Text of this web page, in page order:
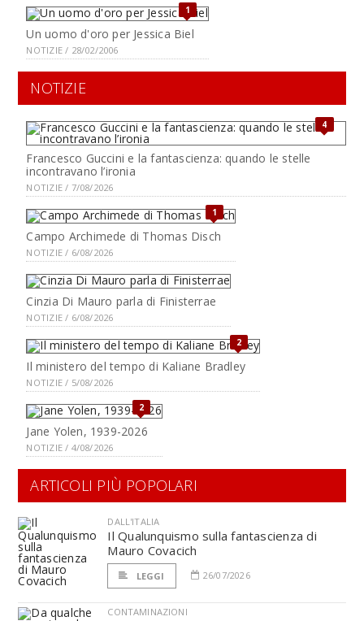
1
Un uomo d'oro per Jessica Biel
NOTIZIE / 28/02/2006
NOTIZIE
4
Francesco Guccini e la fantascienza: quando le stelle
incontravano l’ironia
NOTIZIE / 7/08/2026
1
Campo Archimede di Thomas Disch
NOTIZIE / 6/08/2026
Cinzia Di Mauro parla di Finisterrae
NOTIZIE / 6/08/2026
2
Il ministero del tempo di Kaliane Bradley
NOTIZIE / 5/08/2026
2
Jane Yolen, 1939-2026
NOTIZIE / 4/08/2026
ARTICOLI PIÙ POPOLARI
DALL'ITALIA
Il Qualunquismo sulla fantascienza di
Mauro Covacich
LEGGI 26/07/2026
CONTAMINAZIONI